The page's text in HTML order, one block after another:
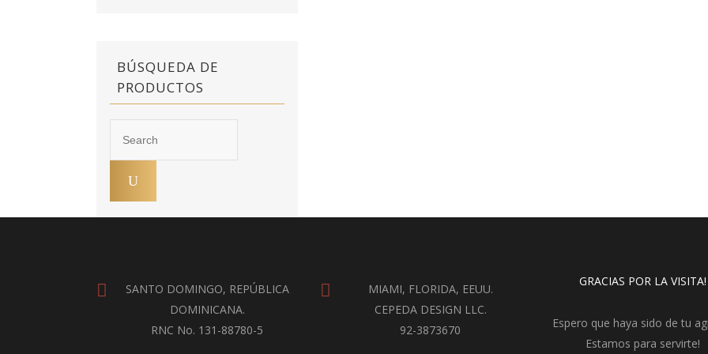
BÚSQUEDA DE
PRODUCTOS
SANTO DOMINGO, REPÚBLICA
DOMINICANA.
RNC No. 131-88780-5
MIAMI, FLORIDA, EEUU.
CEPEDA DESIGN LLC.
92-3873670
GRACIAS POR LA VISITA!
Espero que haya sido de tu
Estamos para servirte!